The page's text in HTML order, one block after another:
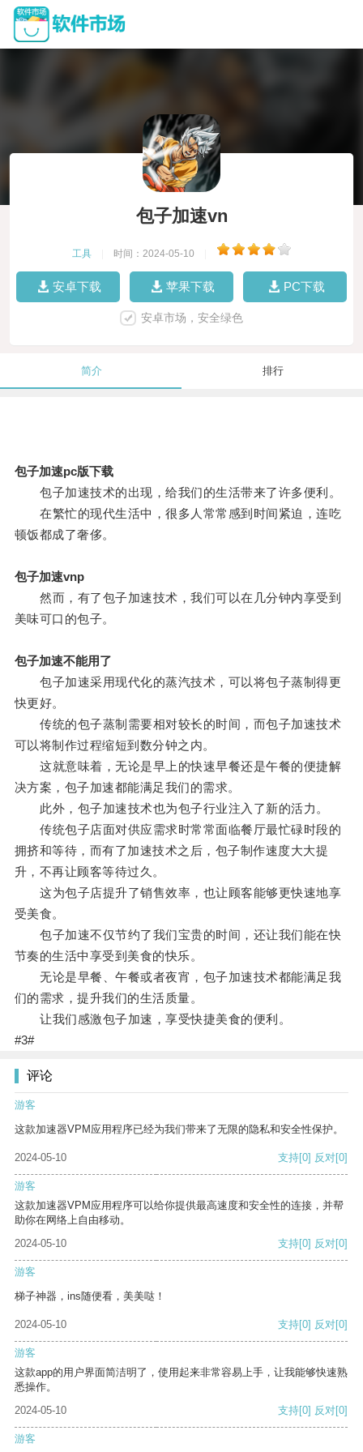
包子加速vn
工具 时间：2024-05-10
安卓下载 苹果下载 PC下载
安卓市场，安全绿色
简介 排行
包子加速pc版下载
包子加速技术的出现，给我们的生活带来了许多便利。
在繁忙的现代生活中，很多人常常感到时间紧迫，连吃
顿饭都成了奢侈。
包子加速vnp
然而，有了包子加速技术，我们可以在几分钟内享受到
美味可口的包子。
包子加速不能用了
包子加速采用现代化的蒸汽技术，可以将包子蒸制得更
快更好。
传统的包子蒸制需要相对较长的时间，而包子加速技术
可以将制作过程缩短到数分钟之内。
这就意味着，无论是早上的快速早餐还是午餐的便捷解
决方案，包子加速都能满足我们的需求。
此外，包子加速技术也为包子行业注入了新的活力。
传统包子店面对供应需求时常常面临餐厅最忙碌时段的
拥挤和等待，而有了加速技术之后，包子制作速度大大提
升，不再让顾客等待过久。
这为包子店提升了销售效率，也让顾客能够更快速地享
受美食。
包子加速不仅节约了我们宝贵的时间，还让我们能在快
节奏的生活中享受到美食的快乐。
无论是早餐、午餐或者夜宵，包子加速技术都能满足我
们的需求，提升我们的生活质量。
让我们感激包子加速，享受快捷美食的便利。
#3#
评论
游客
这款加速器VPM应用程序已经为我们带来了无限的隐私和安全性保护。
2024-05-10 支持[0] 反对[0]
游客
这款加速器VPM应用程序可以给你提供最高速度和安全性的连接，并帮
助你在网络上自由移动。
2024-05-10
支持[0] 反对[0]
游客
梯子神器，ins随便看，美美哒！
2024-05-10 支持[0] 反对[0]
游客
这款app的用户界面简洁明了，使用起来非常容易上手，让我能够快速熟
悉操作。
2024-05-10
支持[0] 反对[0]
游客